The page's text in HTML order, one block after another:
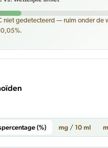
niet gedetecteerd — ruim onder de
0,05%.
(%)
mg / 10 ml